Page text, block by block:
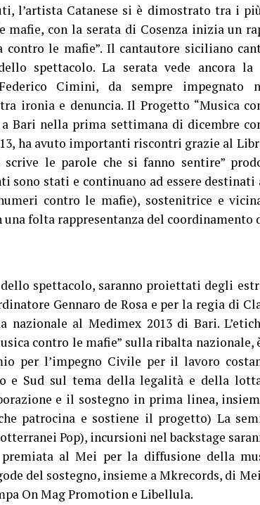
l’artista Catanese si è dimostrato tra i
con la serata di Cosenza inizia un
contro le mafie”. Il cantautore siciliano
spettacolo. La serata vede ancora la
Cimini, da sempre impegnato
ironia e denuncia. Il Progetto “Musica
Bari nella prima settimana di dicembre
ha avuto importanti riscontri grazie al
scrive le parole che si fanno sentire”
sono stati e continuano ad essere destinati
contro le mafie), sostenitrice e
una folta rappresentanza del coordinamento
spettacolo, saranno proiettati degli
Gennaro de Rosa e per la regia di
nazionale al Medimex 2013 di Bari.
contro le mafie” sulla ribalta
per l’impegno Civile per il lavoro
e Sud sul tema della legalità e della
e il sostegno in prima linea,
patrocina e sostiene il progetto) La
Pop), incursioni nel backstage
al Mei per la diffusione della
del sostegno, insieme a Mkrecords, di
On Mag Promotion e Libellula.